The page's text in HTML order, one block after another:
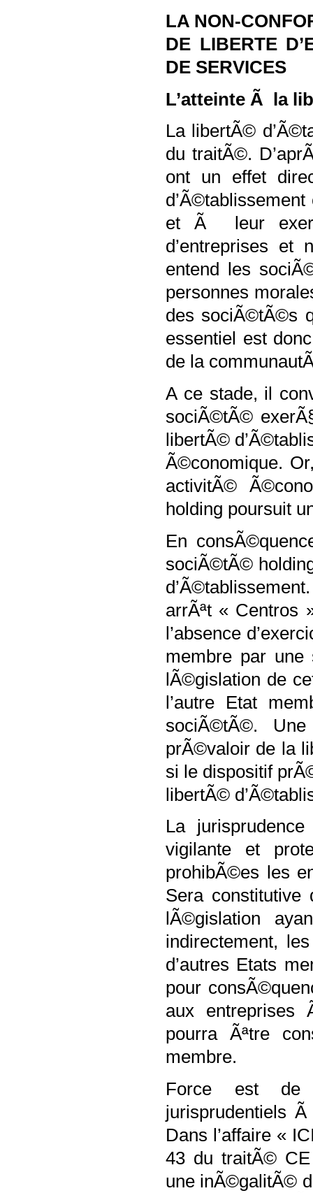
LA NON-
DE LIBERTE
DE SERVICES
L’atteinte Ã la
La libertÃ©
du traitÃ©.
ont un effet
et Ã leur
d’entreprises
entend les
personnes
des sociÃ©tÃ©s
essentiel est
de la
A ce stade, il
sociÃ©tÃ©
libertÃ©
Ã©conomique.
activitÃ©
holding poursuit
En
sociÃ©tÃ©
arrÃªt «
l’absence
membre par
lÃ©gislation de
l’autre Etat
sociÃ©tÃ©.
prÃ©valoir de la
si le dispositif
libertÃ©
La
vigilante et
prohibÃ©es les
Sera constitutive
lÃ©gislation
indirectement,
d’autres Etats
pour
aux entreprises
pourra Ãªtre
membre.
Force est de
jurisprudentiels
Dans l’affaire «
43 du traitÃ©
une inÃ©galitÃ©